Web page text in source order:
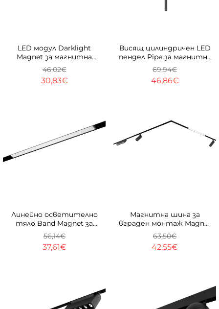
LED модул Darklight
Magnet за магнитна
шина 23 mm
30,83€
46,02€
Висящ цилиндричен LED
пендел Pipe за магнитна
система 23 mm
46,86€
69,94€
Линейно осветително
тяло Band Magnet за
магнитна система 23
mm
37,61€
56,14€
Магнитна шина за
вграден монтаж Magnet
Line Trimless 23mm
42,55€
63,50€